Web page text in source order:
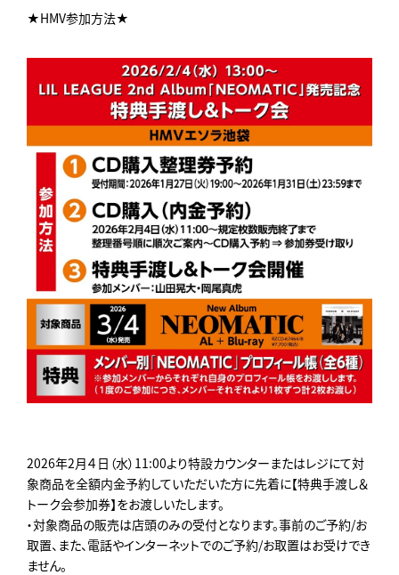
★HMV参加方法★
2026年2月４日（水）11:00より特設カウンターまたはレジにて対
象商品を全額内金予約していただいた方に先着に【特典手渡し＆
トーク会参加券】をお渡しいたします。
・対象商品の販売は店頭のみの受付となります。事前のご予約/お
取置、また、電話やインターネットでのご予約/お取置はお受けでき
ません。